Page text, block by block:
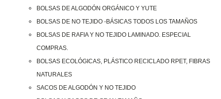
BOLSAS DE ALGODÓN ORGÁNICO Y YUTE
BOLSAS DE NO TEJIDO -BÁSICAS TODOS LOS TAMAÑOS
BOLSAS DE RAFIA Y NO TEJIDO LAMINADO. ESPECIAL
COMPRAS.
BOLSAS ECOLÓGICAS, PLÁSTICO RECICLADO RPET, FIBRAS
NATURALES
SACOS DE ALGODÓN Y NO TEJIDO